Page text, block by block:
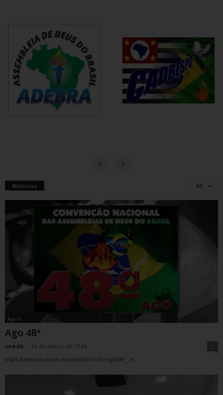
Noticias All
Ago's
Ago 48ª
cnadb - 24 de março de 2024
https://www.youtube.com/watch?v=01vgSi9F_Jc